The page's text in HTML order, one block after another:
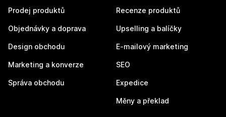
Prodej produktů
Objednávky a doprava
Design obchodu
Marketing a konverze
Správa obchodu
Recenze produktů
Upselling a balíčky
E-mailový marketing
SEO
Expedice
Měny a překlad